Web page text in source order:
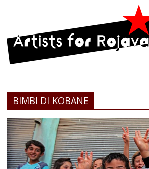
BIMBI DI KOBANE